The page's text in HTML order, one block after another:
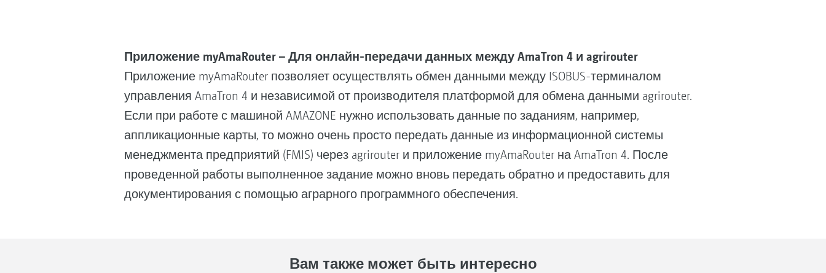
Приложение myAmaRouter – Для онлайн-передачи данных между AmaTron 4 и agrirouter
Приложение myAmaRouter позволяет осуществлять обмен данными между ISOBUS-терминалом
управления AmaTron 4 и независимой от производителя платформой для обмена данными agrirouter.
Если при работе с машиной AMAZONE нужно использовать данные по заданиям, например,
аппликационные карты, то можно очень просто передать данные из информационной системы
менеджмента предприятий (FMIS) через agrirouter и приложение myAmaRouter на AmaTron 4. После
проведенной работы выполненное задание можно вновь передать обратно и предоставить для
документирования с помощью аграрного программного обеспечения.
Вам также может быть интересно